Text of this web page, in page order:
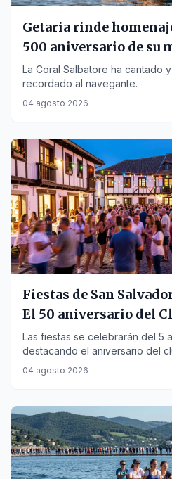
Getaria rinde
500 aniversario de su
ofrenda floral
La Coral Salbatore ha cantado
recordado al navegante.
04 agosto 2026
Fiestas de San
El 50 aniversario del
novedades
Las fiestas se celebrarán del 5
destacando el aniversario del
actividades.
04 agosto 2026